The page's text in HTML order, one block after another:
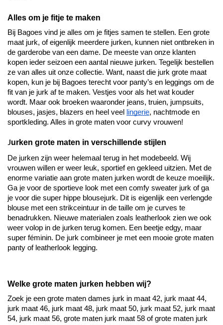
Alles om je fitje te maken
Bij Bagoes vind je alles om je fitjes samen te stellen. Een grote
maat jurk, of eigenlijk meerdere jurken, kunnen niet ontbreken in
de garderobe van een dame. De meeste van onze klanten
kopen ieder seizoen een aantal nieuwe jurken. Tegelijk bestellen
ze van alles uit onze collectie. Want, naast die jurk grote maat
kopen, kun je bij Bagoes terecht voor panty’s en leggings om de
fit van je jurk af te maken. Vestjes voor als het wat kouder
wordt. Maar ook broeken waaronder jeans, truien, jumpsuits,
blouses, jasjes, blazers en heel veel
lingerie, nachtmode en
sportkleding. Alles in grote maten voor curvy vrouwen!
Jurken grote maten in verschillende stijlen
De jurken zijn weer helemaal terug in het modebeeld. Wij
vrouwen willen er weer leuk, sportief en gekleed uitzien. Met de
enorme variatie aan grote maten jurken wordt de keuze moeilijk.
Ga je voor de sportieve look met een comfy sweater jurk of ga
je voor die super hippe blousejurk. Dit is eigenlijk een verlengde
blouse met een strikceintuur in de taille om je curves te
benadrukken. Nieuwe materialen zoals leatherlook zien we ook
weer volop in de jurken terug komen. Een beetje edgy, maar
super féminin. De jurk combineer je met een mooie grote maten
panty of leatherlook legging.
Welke grote maten jurken hebben wij?
Zoek je een grote maten dames jurk in maat 42, jurk maat 44,
jurk maat 46, jurk maat 48, jurk maat 50, jurk maat 52, jurk maat
54, jurk maat 56, grote maten jurk maat 58 of grote maten jurk